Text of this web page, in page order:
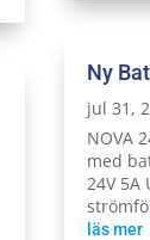
Ny
jul 31,
NOVA
med
24V 5A
läs mer